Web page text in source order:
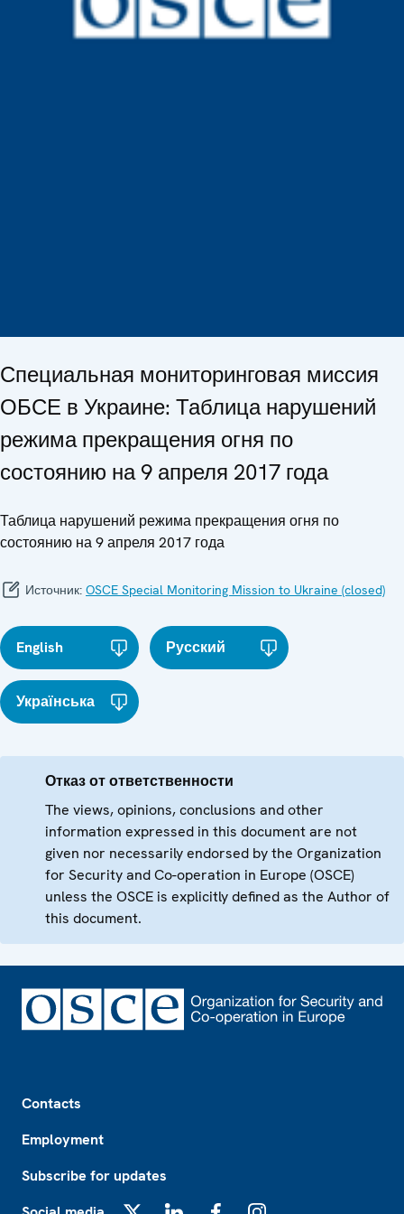
Специальная мониторинговая миссия
ОБСЕ в Украине: Таблица нарушений
режима прекращения огня по
состоянию на 9 апреля 2017 года
Таблица нарушений режима прекращения огня по
состоянию на 9 апреля 2017 года
Источник: OSCE Special Monitoring Mission to Ukraine (closed)
English Русский
Українська
Отказ от ответственности
The views, opinions, conclusions and other
information expressed in this document are not
given nor necessarily endorsed by the Organization
for Security and Co-operation in Europe (OSCE)
unless the OSCE is explicitly defined as the Author of
this document.
Contacts
Employment
Subscribe for updates